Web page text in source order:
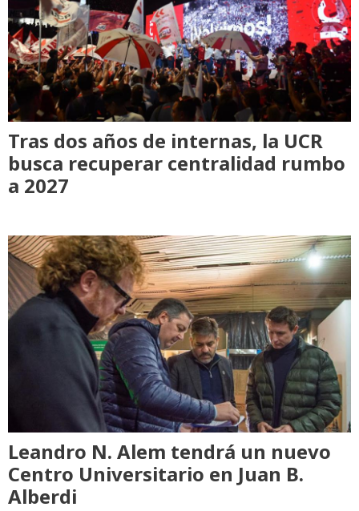
Tras dos años de internas, la UCR
busca recuperar centralidad rumbo
a 2027
Leandro N. Alem tendrá un nuevo
Centro Universitario en Juan B.
Alberdi